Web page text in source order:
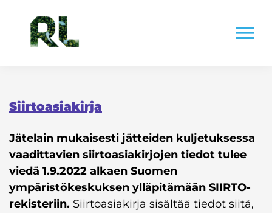
content
menu
Siirtoasiakirja
Jätelain mukaisesti jätteiden kuljetuksessa
vaadittavien siirtoasiakirjojen tiedot tulee
viedä 1.9.2022 alkaen Suomen
ympäristökeskuksen ylläpitämään SIIRTO-
rekisteriin. Siirtoasiakirja sisältää tiedot siitä,